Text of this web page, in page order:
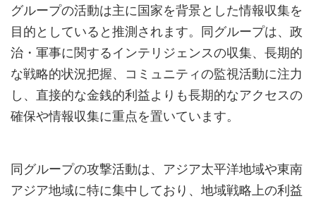
グループの活動は主に国家を背景とした情報収集を
目的としていると推測されます。同グループは、政
治・軍事に関するインテリジェンスの収集、長期的
な戦略的状況把握、コミュニティの監視活動に注力
し、直接的な金銭的利益よりも長期的なアクセスの
確保や情報収集に重点を置いています。
同グループの攻撃活動は、アジア太平洋地域や東南
アジア地域に特に集中しており、地域戦略上の利益